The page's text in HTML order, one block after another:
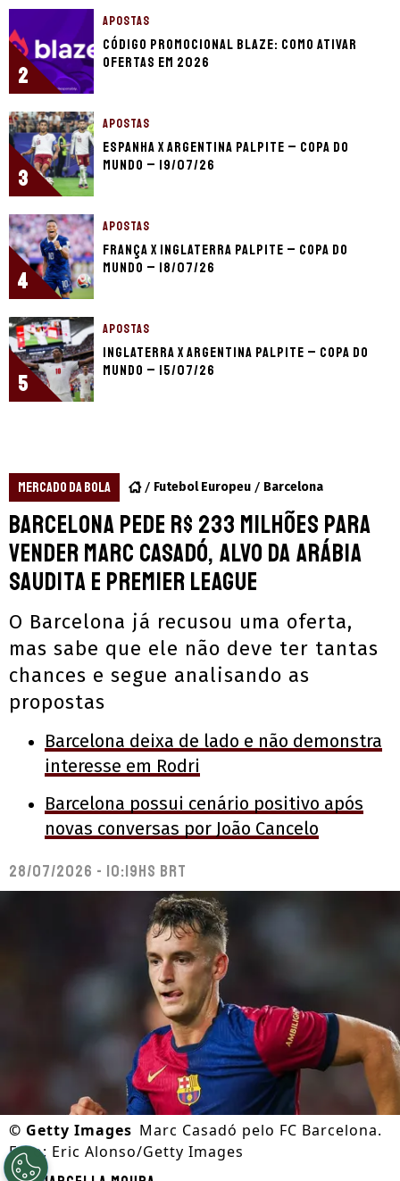
2
APOSTAS
Código promocional Blaze: como ativar
ofertas em 2026
3
APOSTAS
Espanha x Argentina palpite – Copa do
Mundo – 19/07/26
4
APOSTAS
França x Inglaterra palpite – Copa do
Mundo – 18/07/26
5
APOSTAS
Inglaterra x Argentina palpite – Copa do
Mundo – 15/07/26
MERCADO DA BOLA Futebol Europeu Barcelona
Barcelona pede R$ 233 milhões para
vender Marc Casadó, alvo da Arábia
Saudita e Premier League
O Barcelona já recusou uma oferta,
mas sabe que ele não deve ter tantas
chances e segue analisando as
propostas
Barcelona deixa de lado e não demonstra
interesse em Rodri
Barcelona possui cenário positivo após
novas conversas por João Cancelo
28/07/2026 - 10:19hs BRT
© Getty Images Marc Casadó pelo FC Barcelona.
Foto: Eric Alonso/Getty Images